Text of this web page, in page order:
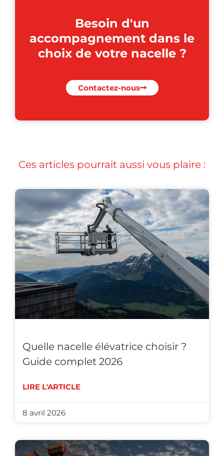
Besoin d'un
accompagnement dans le
choix de votre nacelle ?
Contactez-nous
Ces articles pourrait aussi vous plaire :
Quelle nacelle élévatrice choisir ?
Guide complet 2026
LIRE L'ARTICLE
8 avril 2026